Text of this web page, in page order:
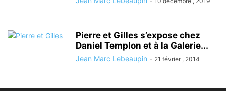
Pierre et Gilles s’expose chez
Daniel Templon et à la Galerie...
Jean Marc Lebeaupin - 21 février , 2014